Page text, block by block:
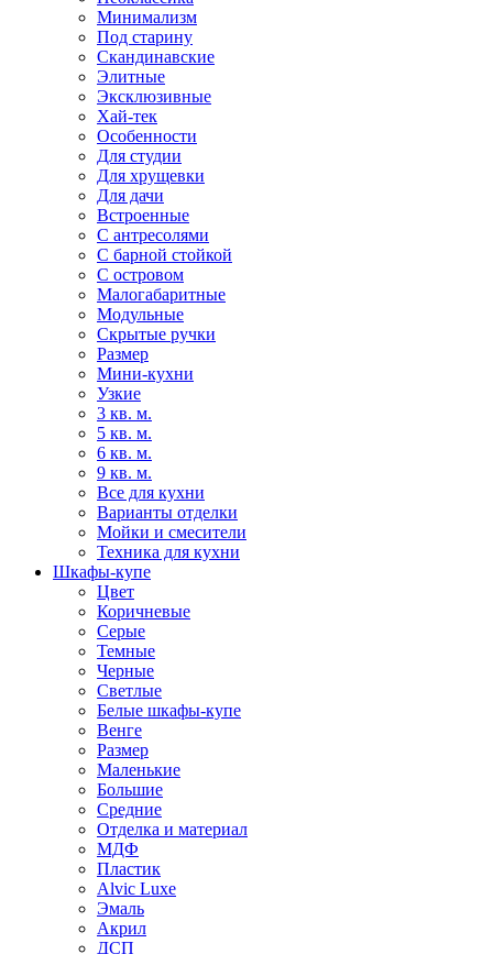
Минимализм
Под старину
Скандинавские
Элитные
Эксклюзивные
Хай-тек
Особенности
Для студии
Для хрущевки
Для дачи
Встроенные
С антресолями
С барной стойкой
С островом
Малогабаритные
Модульные
Скрытые ручки
Размер
Мини-кухни
Узкие
3 кв. м.
5 кв. м.
6 кв. м.
9 кв. м.
Все для кухни
Варианты отделки
Мойки и смесители
Техника для кухни
Шкафы-купе
Цвет
Коричневые
Серые
Темные
Черные
Светлые
Белые шкафы-купе
Венге
Размер
Маленькие
Большие
Средние
Отделка и материал
МДФ
Пластик
Alvic Luxe
Эмаль
Акрил
ДСП